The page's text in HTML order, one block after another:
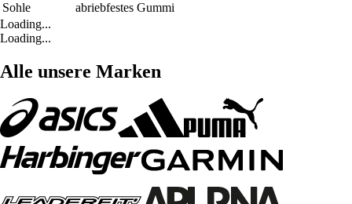
Sohle
abriebfestes Gummi
Loading...
Loading...
Alle unsere Marken